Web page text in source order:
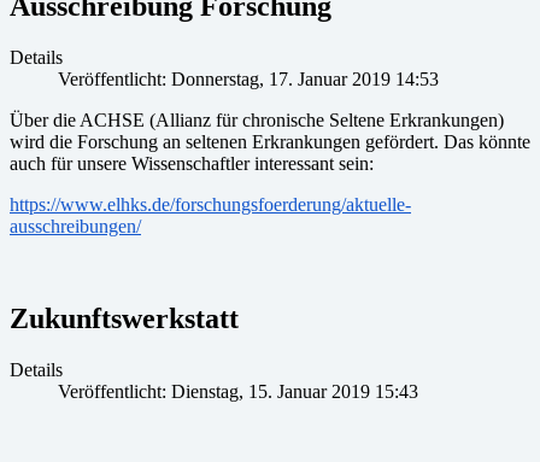
Ausschreibung Forschung
Details
Veröffentlicht: Donnerstag, 17. Januar 2019 14:53
Über die ACHSE (Allianz für chronische Seltene Erkrankungen)
wird die Forschung an seltenen Erkrankungen gefördert. Das könnte
auch für unsere Wissenschaftler interessant sein:
https://www.elhks.de/forschungsfoerderung/aktuelle-
ausschreibungen/
Zukunftswerkstatt
Details
Veröffentlicht: Dienstag, 15. Januar 2019 15:43